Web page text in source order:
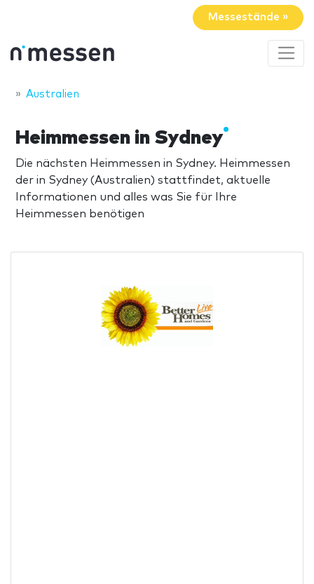
Messestände »
Australien
Heimmessen in Sydney
Die nächsten Heimmessen in Sydney. Heimmessen
der in Sydney (Australien) stattfindet, aktuelle
Informationen und alles was Sie für Ihre
Heimmessen benötigen